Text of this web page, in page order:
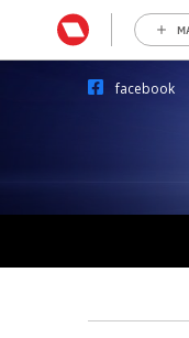
facebook